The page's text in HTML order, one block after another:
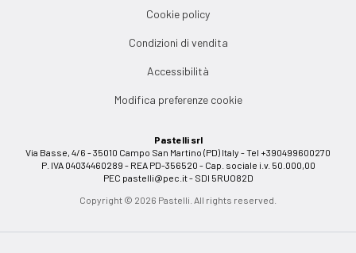
Cookie policy
Condizioni di vendita
Accessibilità
Modifica preferenze cookie
Pastelli srl
Via Basse, 4/6 - 35010 Campo San Martino (PD) Italy - Tel +390499600270
P. IVA 04034460289 - REA PD-356520 - Cap. sociale i.v. 50.000,00
PEC pastelli@pec.it- SDI 5RUO82D
Copyright © 2026 Pastelli. All rights reserved.